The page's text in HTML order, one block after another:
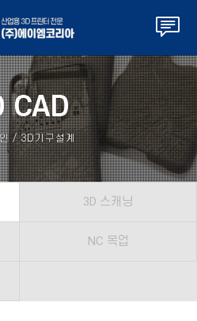
CAD
/ 3D기구설계
3D 스캐닝
NC 목업